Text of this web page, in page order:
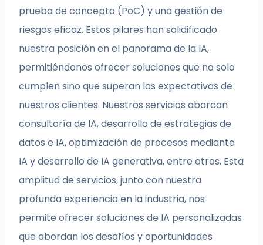
prueba de concepto (PoC) y una gestión de
riesgos eficaz. Estos pilares han solidificado
nuestra posición en el panorama de la IA,
permitiéndonos ofrecer soluciones que no solo
cumplen sino que superan las expectativas de
nuestros clientes. Nuestros servicios abarcan
consultoría de IA, desarrollo de estrategias de
datos e IA, optimización de procesos mediante
IA y desarrollo de IA generativa, entre otros. Esta
amplitud de servicios, junto con nuestra
profunda experiencia en la industria, nos
permite ofrecer soluciones de IA personalizadas
que abordan los desafíos y oportunidades